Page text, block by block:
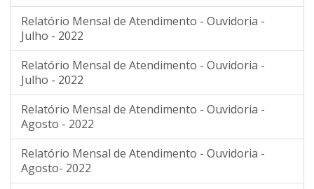
Relatório Mensal de Atendimento - Ouvidoria -
Julho - 2022
Relatório Mensal de Atendimento - Ouvidoria -
Julho - 2022
Relatório Mensal de Atendimento - Ouvidoria -
Agosto - 2022
Relatório Mensal de Atendimento - Ouvidoria -
Agosto- 2022